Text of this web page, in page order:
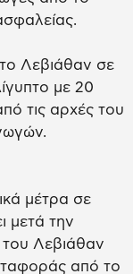
Λεβιάθαν σε
με 20
τις αρχές του
μέτρα σε
μετά την
Λεβιάθαν
από το